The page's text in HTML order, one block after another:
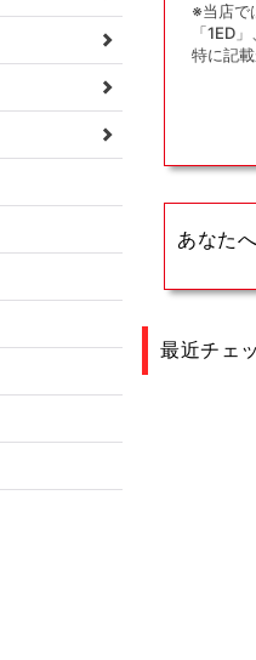
※当店で
「1ED
特に記
あなた
最近チェ